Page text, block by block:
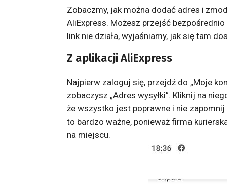
Zobaczmy, jak można dodać adres i
AliExpress. Możesz przejść
link nie działa, wyjaśniamy, jak się tam
Z aplikacji AliExpress
Najpierw zaloguj się, przejdź do „Moje
zobaczysz „Adres wysyłki”. Kliknij na
że wszystko jest poprawne i nie
to bardzo ważne, ponieważ firma
na miejscu.